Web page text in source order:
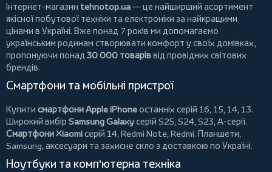
Інтернет-магазин tehnotop.ua— це найширший асортимент
якісної побутової техніки та електроніки за найкращими
цінами в Україні. Вже понад 7 років ми допомагаємо
українським родинам створювати комфорт у своїх домівках,
пропонуючи понад 30 000 товаріввід провідних світових
брендів.
Смартфони та мобільні пристрої
Купити смартфони Apple iPhoneостанніх серій 16, 15, 14, 13.
Широкий вибір Samsung Galaxyсерій S25, S24, S23, A-серії.
Смартфони Xiaomiсерій 14, Redmi Note, Redmi. Планшети,
Samsung, аксесуари тазахисне скло з доставкою по Україні.
Ноутбуки та комп'ютерна техніка